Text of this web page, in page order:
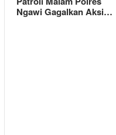
Ngawi Gagalkan Aksi…